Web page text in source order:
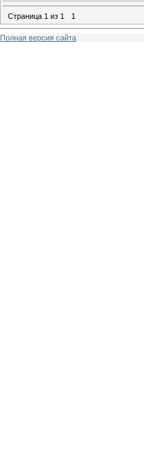
Страница 1 из 1 1
Полная версия сайта